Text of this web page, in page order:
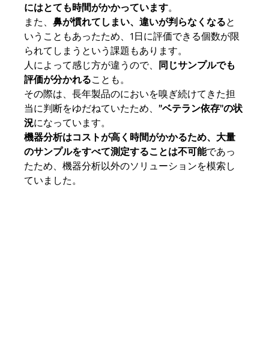
にはとても時間がかかっています。
また、鼻が慣れてしまい、違いが判らなくなると
いうこともあったため、1日に評価できる個数が限
られてしまうという課題もあります。
人によって感じ方が違うので、
同じサンプルでも
評価が分かれることも。
その際は、長年製品のにおいを嗅ぎ続けてきた担
当に判断をゆだねていたため、”ベテラン依存”の状
況になっています。
機器分析はコストが高く時間がかかるため、大量
のサンプルをすべて測定することは不可能であっ
たため、機器分析以外のソリューションを模索し
ていました。